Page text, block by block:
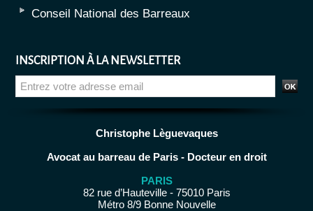
Conseil National des Barreaux
INSCRIPTION À LA NEWSLETTER
Christophe Lèguevaques
Avocat au barreau de Paris - Docteur en droit
PARIS
82 rue d’Hauteville - 75010 Paris
Métro 8/9 Bonne Nouvelle